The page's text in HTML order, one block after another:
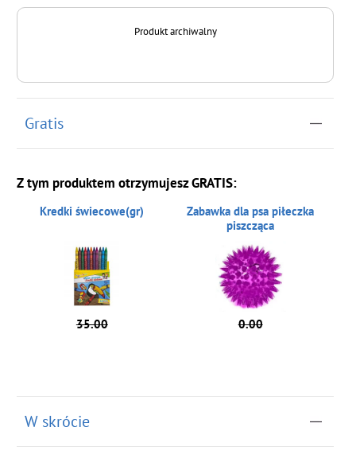
Produkt archiwalny
Gratis
Z tym produktem otrzymujesz GRATIS:
Kredki świecowe(gr)
35.00
Zabawka dla psa piłeczka
piszcząca
0.00
W skrócie